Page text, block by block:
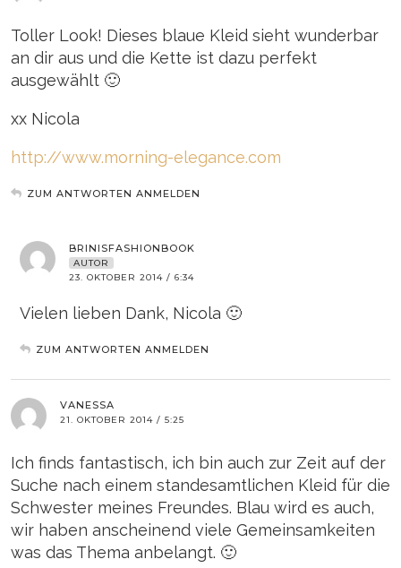
Toller Look! Dieses blaue Kleid sieht wunderbar
an dir aus und die Kette ist dazu perfekt
ausgewählt 🙂
xx Nicola
http://www.morning-elegance.com
ZUM ANTWORTEN ANMELDEN
BRINISFASHIONBOOK
AUTOR
23. OKTOBER 2014 / 6:34
Vielen lieben Dank, Nicola 🙂
ZUM ANTWORTEN ANMELDEN
VANESSA
21. OKTOBER 2014 / 5:25
Ich finds fantastisch, ich bin auch zur Zeit auf der
Suche nach einem standesamtlichen Kleid für die
Schwester meines Freundes. Blau wird es auch,
wir haben anscheinend viele Gemeinsamkeiten
was das Thema anbelangt. 🙂